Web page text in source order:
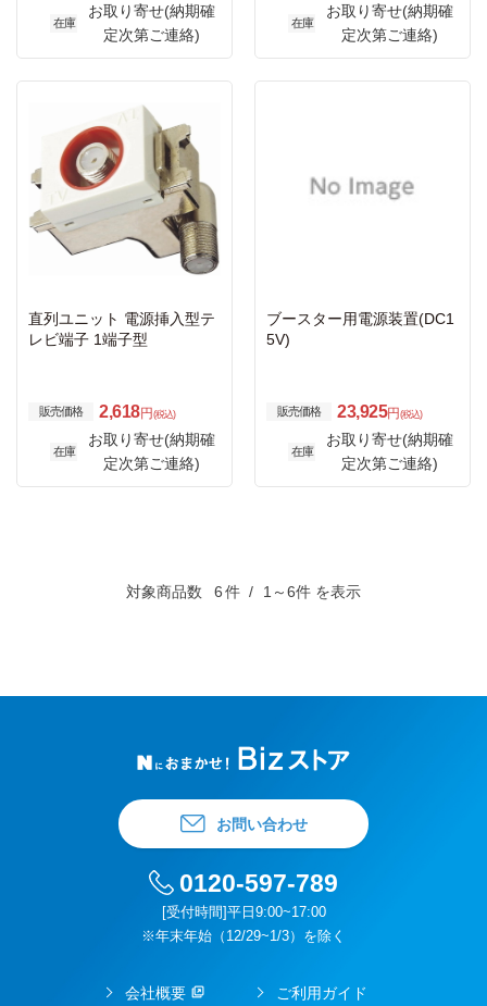
在庫
お取り寄せ(納期確
定次第ご連絡)
在庫
お取り寄せ(納期確
定次第ご連絡)
直列ユニット 電源挿入型テ
レビ端子 1端子型
販売価格 2,618円 (税込)
在庫
お取り寄せ(納期確
定次第ご連絡)
ブースター用電源装置(DC1
5V)
販売価格 23,925円 (税込)
在庫
お取り寄せ(納期確
定次第ご連絡)
対象商品数 6件 1～6件 を表示
お問い合わせ
0120-597-789
[受付時間]平日9:00~17:00
※年末年始（12/29~1/3）を除く
会社概要 ご利用ガイド